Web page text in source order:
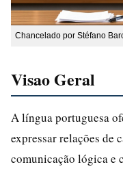
Chancelado por Stéfano
Visao Geral
A língua portuguesa
expressar relações de
comunicação lógica e